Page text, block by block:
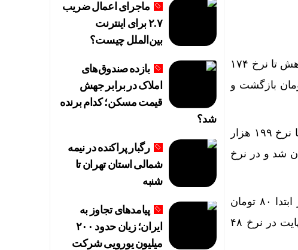
می‌شود
هرمز
قیمت دلار آزاد معاملات امروز را با نرخ ۱۷۵ هزار و ۴۴۰ تومان بازگشایی کرد و با کاهش تا نرخ ۱۷۴
با حمایت از این مرز دوباره به کانال ۱۷۵ هزار تومان بازگشت و
قیمت یورو آزاد معاملات خود را در نرخ ۱۹۹ هزار و ۹۰۰ تومان آغاز کرد و با کاهش تا نرخ ۱۹۹ هزار
این سطح، دوباره وارد کانال ۲۰۰ هزار تومان شد و در نرخ
قیمت درهم امارات نیز معاملات خود را با نرخ ۴۸ هزار و ۷۴۰ تومان آغاز کرد و در ابتدا ۸۰ تومان
کاهش یافت. سپس با تغییر روند تا نرخ ۴۸ هزار و ۸۵۰ تومان افزایش یافت و در نهایت در نرخ ۴۸
ماجرای اعمال ضریب
۲.۷ برای اینترنت
بین‌الملل چیست؟
بازده صندوق‌های
املاک در برابر جهش
قیمت مسکن؛ کدام برنده
شد؟
رگبار پراکنده در نیمه
شمالی استان تهران تا
شنبه
پیامدهای تجاوز به
ایران؛ زیان حدود ۲۰۰
میلیون یورویی شرکت